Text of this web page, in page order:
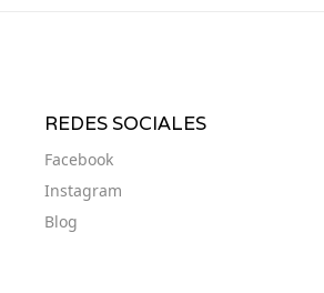
REDES SOCIALES
Facebook
Instagram
Blog